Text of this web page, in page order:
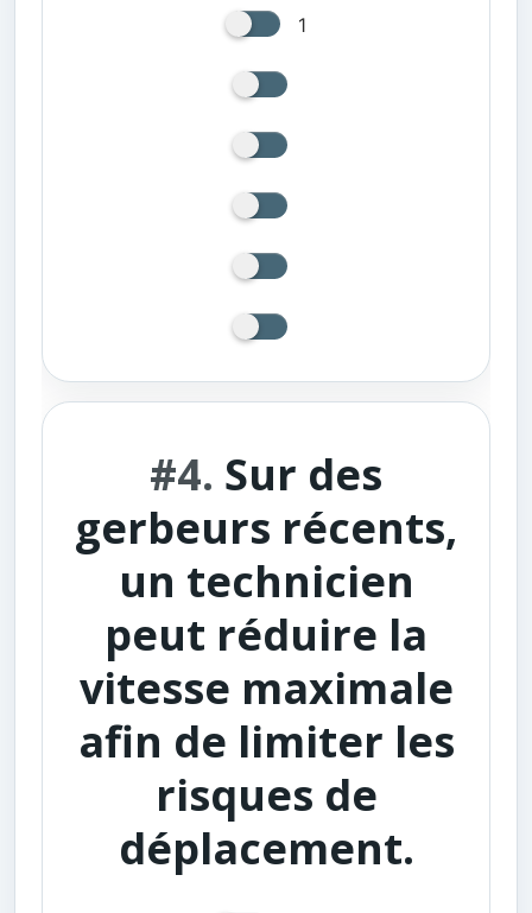
1
#4. Sur des
gerbeurs récents,
un technicien
peut réduire la
vitesse maximale
afin de limiter les
risques de
déplacement.